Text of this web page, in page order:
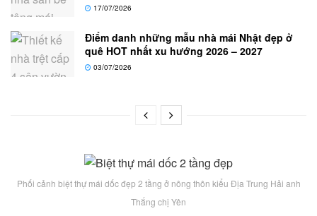
17/07/2026
Điểm danh những mẫu nhà mái Nhật đẹp ở
quê HOT nhất xu hướng 2026 – 2027
03/07/2026
Phối cảnh biệt thự mái dốc đẹp 2 tầng ở nông thôn kiểu Địa Trung Hải anh
Thắng chị Yên